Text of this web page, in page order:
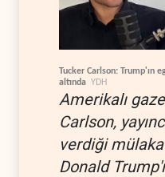
Tucker Carlson: Trump'ın
altında YDH
Amerikalı
Carlson,
verdiği
Donald